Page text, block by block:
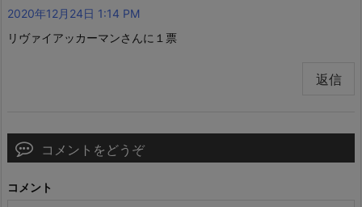
2020年12月24日 1:14 PM
リヴァイアッカーマンさんに１票
返信
コメントをどうぞ
コメント